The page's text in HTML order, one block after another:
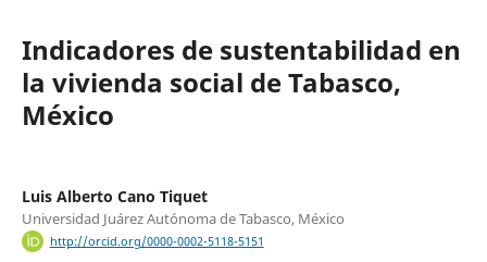
Indicadores de sustentabilidad en
la vivienda social de Tabasco,
México
Luis Alberto Cano Tiquet
Universidad Juárez Autónoma de Tabasco, México
http://orcid.org/0000-0002-5118-5151